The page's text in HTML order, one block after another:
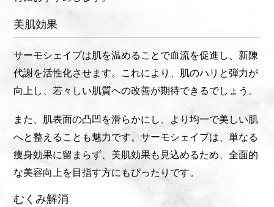
美肌効果
サーモシェイプは肌を温めることで血流を促進し、新陳
代謝を活性化させます。これにより、肌のハリと弾力が
向上し、若々しい肌質への改善が期待できるでしょう。
また、肌表面の凸凹を滑らかにし、より均一で美しい肌
へと整えることも魅力です。サーモシェイプは、単なる
痩身効果に留まらず、美肌効果も見込めるため、全面的
な美容向上を目指す方にもぴったりです。
むくみ解消